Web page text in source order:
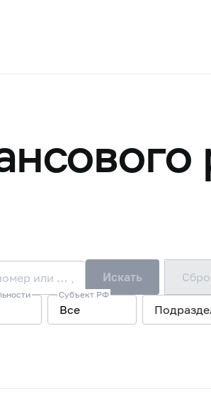
Наименование/ФИО, ОГРН или ИНН, регистрационный номер или лицензия/запись в реестре Искать
Субъект РФ
Все